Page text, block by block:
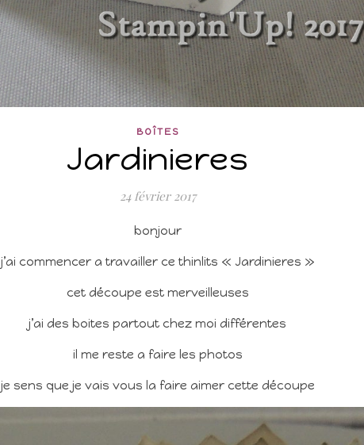
BOÎTES
Jardinieres
24 février 2017
bonjour
j’ai commencer a travailler ce thinlits « Jardinieres »
cet découpe est merveilleuses
j’ai des boites partout chez moi différentes
il me reste a faire les photos
je sens que je vais vous la faire aimer cette découpe